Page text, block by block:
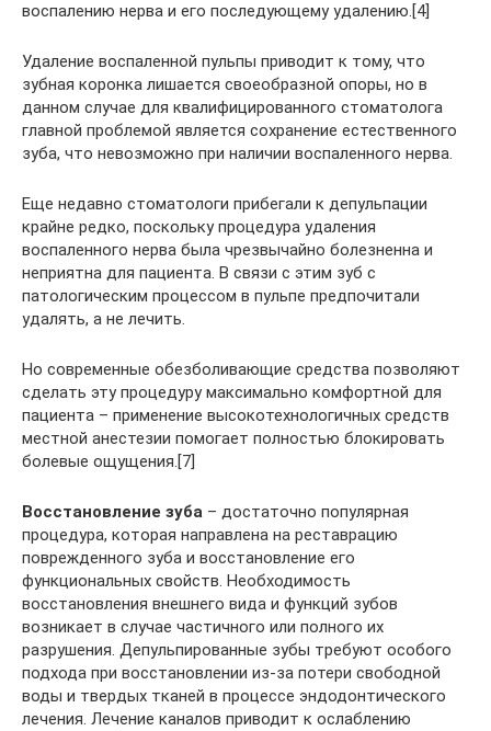
воспалению нерва и его последующему удалению.[4]
Удаление воспаленной пульпы приводит к тому, что
зубная коронка лишается своеобразной опоры, но в
данном случае для квалифицированного стоматолога
главной проблемой является сохранение естественного
зуба, что невозможно при наличии воспаленного нерва.
Еще недавно стоматологи прибегали к депульпации
крайне редко, поскольку процедура удаления
воспаленного нерва была чрезвычайно болезненна и
неприятна для пациента. В связи с этим зуб с
патологическим процессом в пульпе предпочитали
удалять, а не лечить.
Но современные обезболивающие средства позволяют
сделать эту процедуру максимально комфортной для
пациента – применение высокотехнологичных средств
местной анестезии помогает полностью блокировать
болевые ощущения.[7]
Восстановление зуба – достаточно популярная
процедура, которая направлена на реставрацию
поврежденного зуба и восстановление его
функциональных свойств. Необходимость
восстановления внешнего вида и функций зубов
возникает в случае частичного или полного их
разрушения. Депульпированные зубы требуют особого
подхода при восстановлении из-за потери свободной
воды и твердых тканей в процессе эндодонтического
лечения. Лечение каналов приводит к ослаблению